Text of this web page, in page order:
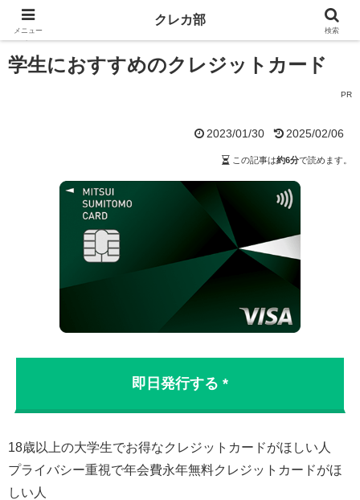
ホーム 一般・ノーマルカード
学生におすすめのクレジットカ
ード
学生におすすめのクレジットカード
PR
2023/01/30 2025/02/06
この記事は約6分で読めます。
即日発行する *
18歳以上の大学生でお得なクレジットカードがほしい人
プライバシー重視で年会費永年無料クレジットカードがほ
しい人
メニュー
クレカ部
検索